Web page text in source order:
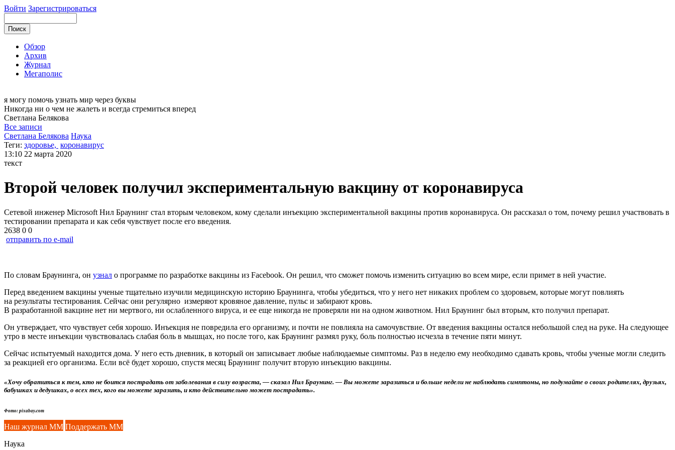
Войти Зарегистрироваться
Обзор
Архив
Журнал
Мегаполис
я могу помочь узнать мир через буквы
Никогда ни о чем не жалеть и всегда стремиться вперед
Светлана Белякова
Все записи
Светлана Белякова Наука
Теги: здоровье, коронавирус
13:10 22 марта 2020
текст
Второй человек получил экспериментальную вакцину от коронавируса
Сетевой инженер Microsoft Нил Браунинг стал вторым человеком, кому сделали инъекцию экспериментальной вакцины против коронавируса. Он рассказал о том, почему решил участвовать в
тестировании препарата и как себя чувствует после его введения.
2638 0 0
отправить по e-mail
По словам Браунинга, он узнал о программе по разработке вакцины из Facebook. Он решил, что сможет помочь изменить ситуацию во всем мире, если примет в ней участие.
Перед введением вакцины ученые тщательно изучили медицинскую историю Браунинга, чтобы убедиться, что у него нет никаких проблем со здоровьем, которые могут повлиять
на результаты тестирования. Сейчас они регулярно измеряют кровяное давление, пульс и забирают кровь.
В разработанной вакцине нет ни мертвого, ни ослабленного вируса, и ее еще никогда не проверяли ни на одном животном. Нил Браунинг был вторым, кто получил препарат.
Он утверждает, что чувствует себя хорошо. Инъекция не повредила его организму, и почти не повлияла на самочувствие. От введения вакцины остался небольшой след на руке. На следующее
утро в месте инъекции чувствовалась слабая боль в мышцах, но после того, как Браунинг размял руку, боль полностью исчезла в течение пяти минут.
Сейчас испытуемый находится дома. У него есть дневник, в который он записывает любые наблюдаемые симптомы. Раз в неделю ему необходимо сдавать кровь, чтобы ученые могли следить
за реакцией его организма. Если всё будет хорошо, спустя месяц Браунинг получит вторую инъекцию вакцины.
«Хочу обратиться к тем, кто не боится пострадать от заболевания в силу возраста, — сказал Нил Браунинг. — Вы можете заразиться и больше недели не наблюдать симптомы, но подумайте о своих родителях, друзьях,
бабушках и дедушках, о всех тех, кого вы можете заразить, и кто действительно может пострадать».
Фото: pixabay.com
Наш журнал ММ Поддержать ММ
Наука